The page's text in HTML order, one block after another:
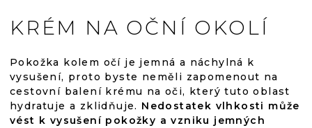
KRÉM NA OČNÍ OKOLÍ
Pokožka kolem očí je jemná a náchylná k
vysušení, proto byste neměli zapomenout na
cestovní balení krému na oči, který tuto oblast
hydratuje a zklidňuje. Nedostatek vlhkosti může
vést k vysušení pokožky a vzniku jemných